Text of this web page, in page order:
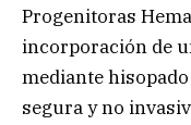
Progenitoras
incorporación de
mediante
segura y no